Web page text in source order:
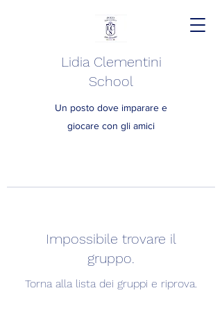
Lidia Clementini
School
Un posto dove imparare e
giocare con gli amici
Impossibile trovare il
gruppo.
Torna alla lista dei gruppi e riprova.